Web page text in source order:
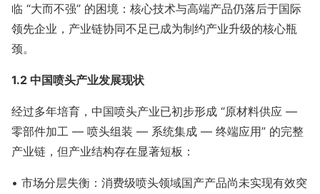
临 “大而不强” 的困境：核心技术与高端产品仍落后于国际
领先企业，产业链协同不足已成为制约产业升级的核心瓶
颈。
1.2 中国喷头产业发展现状
经过多年培育，中国喷头产业已初步形成 “原材料供应 —
零部件加工 — 喷头组装 — 系统集成 — 终端应用” 的完整
产业链，但产业结构存在显著短板：
• 市场分层失衡：消费级喷头领域国产产品尚未实现有效突